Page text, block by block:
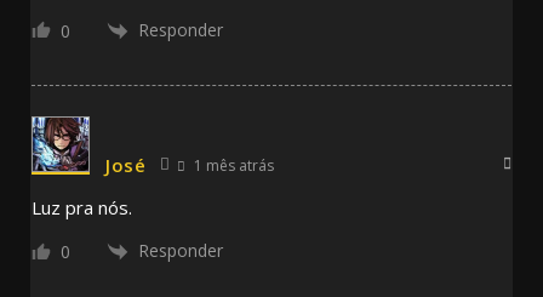
0 Responder
José 1 mês atrás
Luz pra nós.
0 Responder